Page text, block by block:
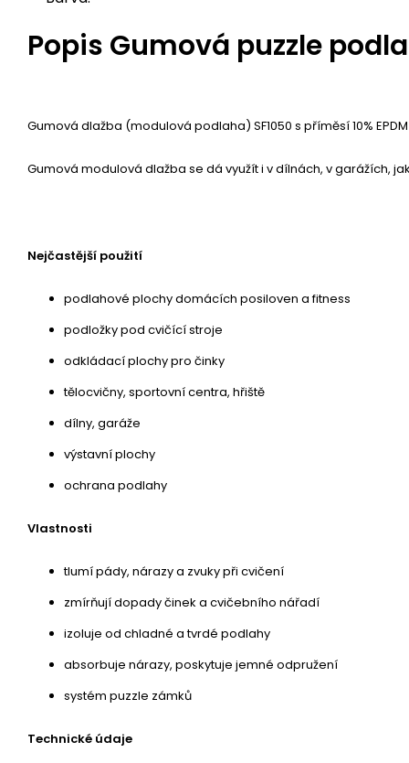
Popis Gumová puzzle
Gumová dlažba (modulová podlaha) SF1050 s příměsí 10%
Gumová modulová dlažba se dá využít i v dílnách, v garážích,
Nejčastější použití
podlahové plochy domácích posiloven a fitness
podložky pod cvičící stroje
odkládací plochy pro činky
tělocvičny, sportovní centra, hřiště
dílny, garáže
výstavní plochy
ochrana podlahy
Vlastnosti
tlumí pády, nárazy a zvuky při cvičení
zmírňují dopady činek a cvičebního nářadí
izoluje od chladné a tvrdé podlahy
absorbuje nárazy, poskytuje jemné odpružení
systém puzzle zámků
Technické údaje